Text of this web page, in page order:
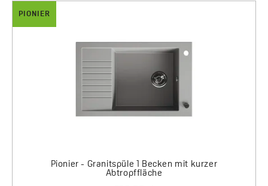
PIONIER
Pionier - Granitspüle 1 Becken mit kurzer
Abtropffläche